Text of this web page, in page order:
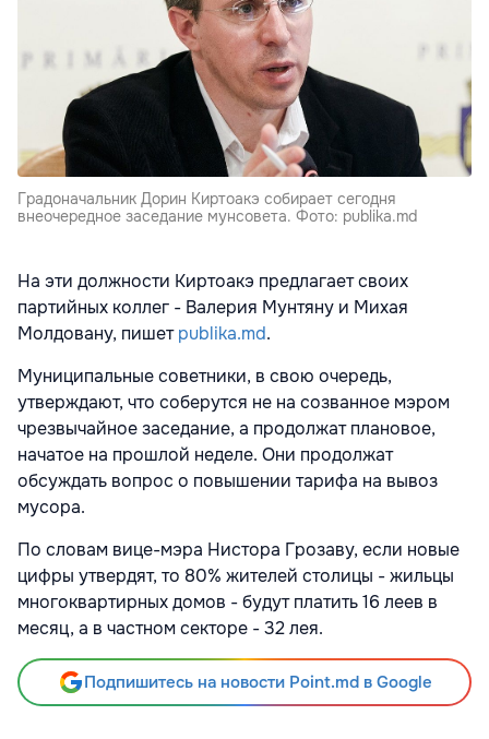
Градоначальник Дорин Киртоакэ собирает сегодня
внеочередное заседание мунсовета. Фото: publika.md
На эти должности Киртоакэ предлагает своих
партийных коллег - Валерия Мунтяну и Михая
Молдовану, пишетpublika.md.
Муниципальные советники, в свою очередь,
утверждают, что соберутся не на созванное мэром
чрезвычайное заседание, а продолжат плановое,
начатое на прошлой неделе. Они продолжат
обсуждать вопрос о повышении тарифа на вывоз
мусора.
По словам вице-мэра Нистора Грозаву, если новые
цифры утвердят, то 80% жителей столицы - жильцы
многоквартирных домов - будут платить 16 леев в
месяц, а в частном секторе - 32 лея.
Подпишитесь на новости Point.md в Google